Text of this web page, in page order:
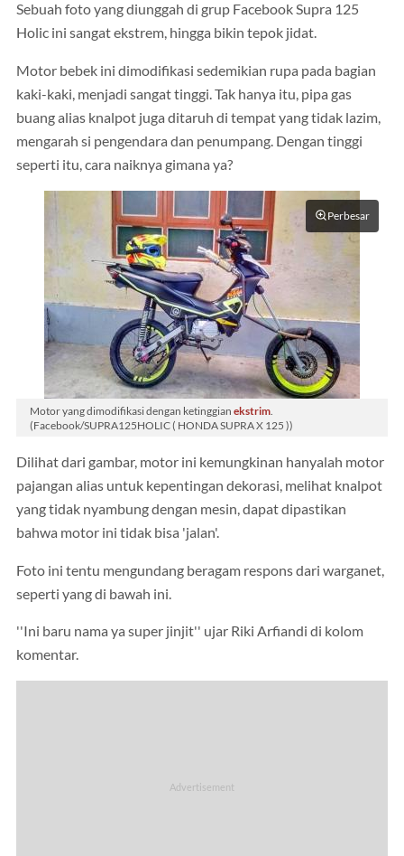
Sebuah foto yang diunggah di grup Facebook Supra 125
Holic ini sangat ekstrem, hingga bikin tepok jidat.
Motor bebek ini dimodifikasi sedemikian rupa pada bagian
kaki-kaki, menjadi sangat tinggi. Tak hanya itu, pipa gas
buang alias knalpot juga ditaruh di tempat yang tidak lazim,
mengarah si pengendara dan penumpang. Dengan tinggi
seperti itu, cara naiknya gimana ya?
Perbesar
Motor yang dimodifikasi dengan ketinggian ekstrim
(Facebook/SUPRA125HOLIC ( HONDA SUPRA X 125 ))
Dilihat dari gambar, motor ini kemungkinan hanyalah motor
pajangan alias untuk kepentingan dekorasi, melihat knalpot
yang tidak nyambung dengan mesin, dapat dipastikan
bahwa motor ini tidak bisa 'jalan'.
Foto ini tentu mengundang beragam respons dari warganet,
seperti yang di bawah ini.
''Ini baru nama ya super jinjit'' ujar Riki Arfiandi di kolom
komentar.